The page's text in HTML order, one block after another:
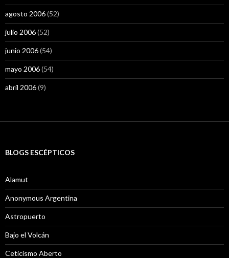
agosto 2006(52)
julio 2006(52)
junio 2006(54)
mayo 2006(54)
abril 2006(9)
BLOGS ESCÉPTICOS
Alamut
Anonymous Argentina
Astropuerto
Bajo el Volcán
Ceticismo Aberto